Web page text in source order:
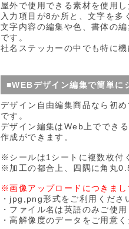
屋外で使用できる素材を使用
入力項目が8か所と、文字を多
文字内容の編集や色、書体の
です。
社名ステッカーの中でも特に
■WEBデザイン編集で簡単に
デザイン自由編集商品なら初
です。
デザイン編集はWeb上ででき
作成ができます。
※シールは1シートに複数枚付
※加工の都合上、四隅に角丸
※画像アップロードにつきまし
・jpg,png形式をご利用くださ
・ファイル名は英語のみご使
・高解像度のデータをご用意